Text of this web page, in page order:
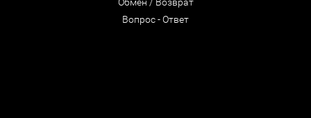
Обмен / Возврат
Вопрос - Ответ